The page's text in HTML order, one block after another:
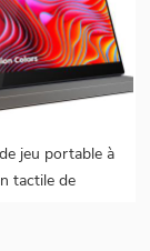
jeu portable à
tactile de